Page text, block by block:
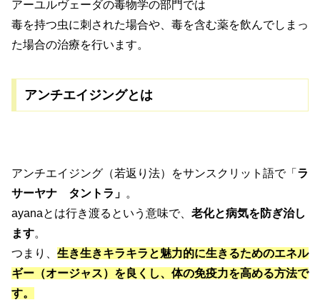
アーユルヴェーダの毒物学の部門では
毒を持つ虫に刺された場合や、毒を含む薬を飲んでしまっ
た場合の治療を行います。
アンチエイジングとは
アンチエイジング（若返り法）をサンスクリット語で「 ラ
サーヤナ タントラ」 。
ayanaとは行き渡るという意味で、 老化と病気を防ぎ治し
ます。
つまり、 生き生きキラキラと魅力的に生きるためのエネル
ギー（オージャス）を良くし、体の免疫力を高める方法で
す。